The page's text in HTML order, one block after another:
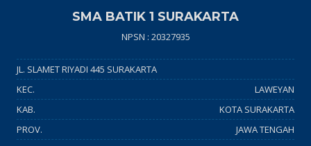
SMA BATIK 1 SURAKARTA
NPSN : 20327935
JL. SLAMET RIYADI 445 SURAKARTA
KEC.
LAWEYAN
KAB.
KOTA SURAKARTA
PROV.
JAWA TENGAH